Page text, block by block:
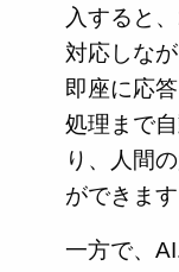
入すると
対応しな
即座に応
処理まで
り、人間
ができます
一方で、